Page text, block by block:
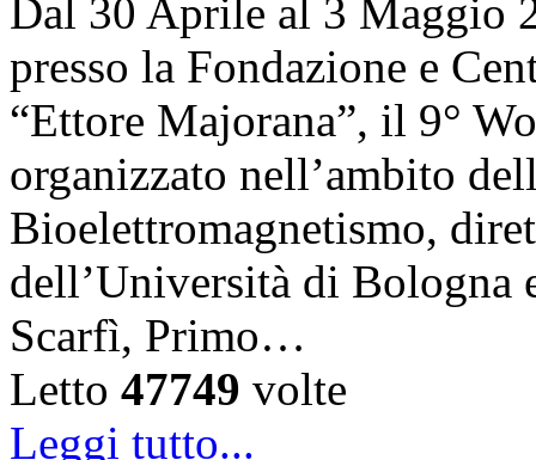
Dal 30 Aprile al 3 Maggio
presso la Fondazione e
“Ettore Majorana”, il 9°
organizzato nell’ambito
Bioelettromagnetismo,
dell’Università di Bologna
Scarfì, Primo…
Letto 47749 volte
Leggi tutto...